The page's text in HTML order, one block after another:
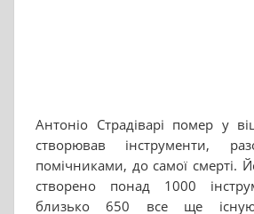
Антоніо Страдіварі помер у
створював інструменти,
помічниками, до самої смерті.
створено понад 1000
близько 650 все ще